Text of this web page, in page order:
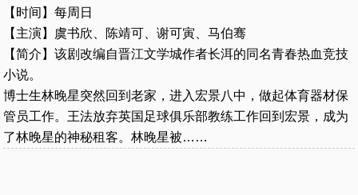
【时间】每周日
【主演】虞书欣、陈靖可、谢可寅、马伯骞
【简介】该剧改编自晋江文学城作者长洱的同名青春热血竞技
小说。
博士生林晚星突然回到老家，进入宏景八中，做起体育器材保
管员工作。王法放弃英国足球俱乐部教练工作回到宏景，成为
了林晚星的神秘租客。林晚星被……